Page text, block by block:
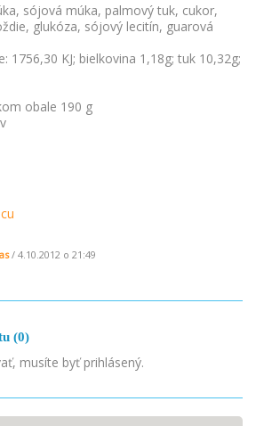
sójová múka, palmový tuk, cukor,
glukóza, sójový lecitín, guarová
1756,30 KJ; bielkovina 1,18g; tuk 10,32g;
obale 190 g
/ 4.10.2012 o 21:49
(0)
musíte byť prihlásený.